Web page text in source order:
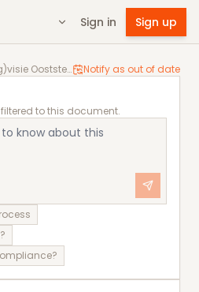
Sign in Sign up
Woon(zorg)visie Ooststellingwerf Notify as out of date
to this document.